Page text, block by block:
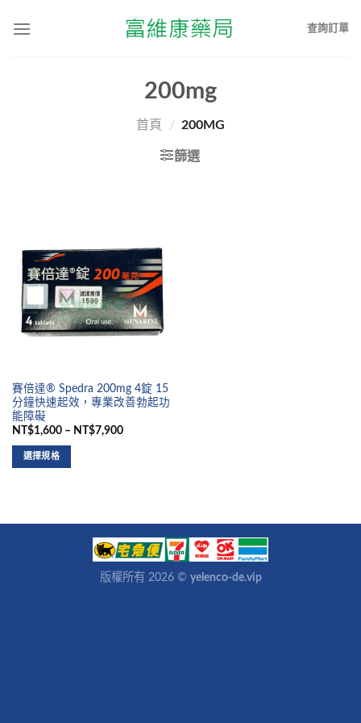
查詢訂單
200mg
首頁 / 200MG
篩選
賽倍達® Spedra 200mg 4錠 15
分鐘快速起效，專業改善勃起功
能障礙
NT$1,600 – NT$7,900
選擇規格
版權所有 2026 © yelenco-de.vip